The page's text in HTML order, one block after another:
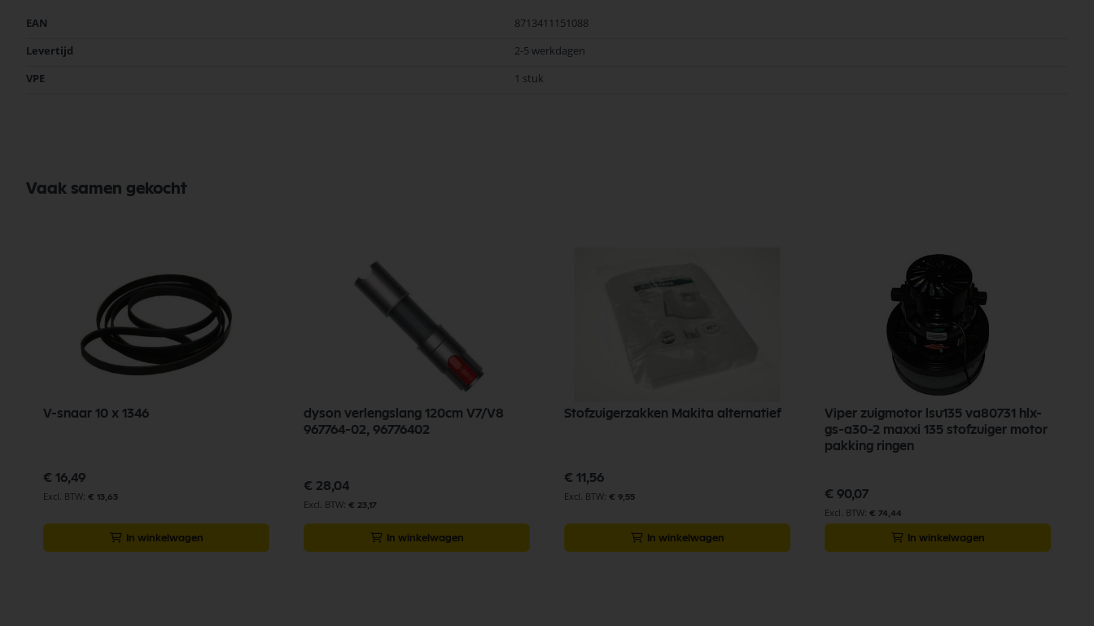
Meer
EAN
8713411151088
Levertijd
2-5 werkdagen
VPE
1 stuk
Vaak samen gekocht
V-snaar 10 x 1346
€ 16,49
€ 13,63
In winkelwagen
dyson verlengslang 120cm V7/V8
967764-02, 96776402
€ 28,04
€ 23,17
In winkelwagen
Stofzuigerzakken Makita alternatief
€ 11,56
€ 9,55
In winkelwagen
Viper zuigmotor lsu135 va80731 hlx-
gs-a30-2 maxxi 135 stofzuiger motor
pakking ringen
€ 90,07
€ 74,44
In winkelwagen